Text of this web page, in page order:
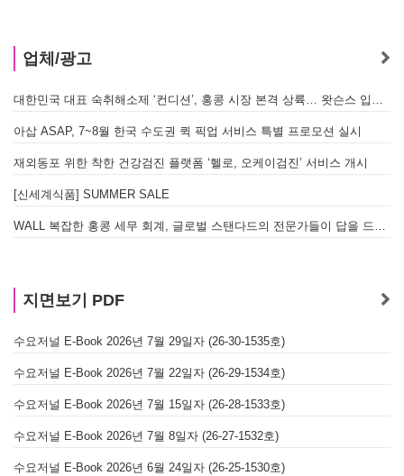
업체/광고
대한민국 대표 숙취해소제 ‘컨디션’, 홍콩 시장 본격 상륙… 왓슨스 입점 기념 할인 행사 진행
아삽 ASAP, 7~8월 한국 수도권 퀵 픽업 서비스 특별 프로모션 실시
재외동포 위한 착한 건강검진 플랫폼 ‘헬로, 오케이검진’ 서비스 개시
[신세계식품] SUMMER SALE
WALL 복잡한 홍콩 세무 회계, 글로벌 스탠다드의 전문가들이 답을 드립니다! - 법인설립, 회계, 감사
지면보기 PDF
수요저널 E-Book 2026년 7월 29일자 (26-30-1535호)
수요저널 E-Book 2026년 7월 22일자 (26-29-1534호)
수요저널 E-Book 2026년 7월 15일자 (26-28-1533호)
수요저널 E-Book 2026년 7월 8일자 (26-27-1532호)
수요저널 E-Book 2026년 6월 24일자 (26-25-1530호)